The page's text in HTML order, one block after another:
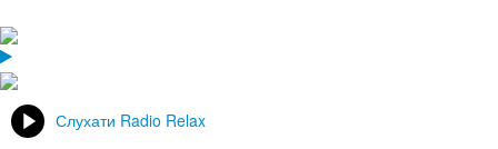
Слухати Radio Relax